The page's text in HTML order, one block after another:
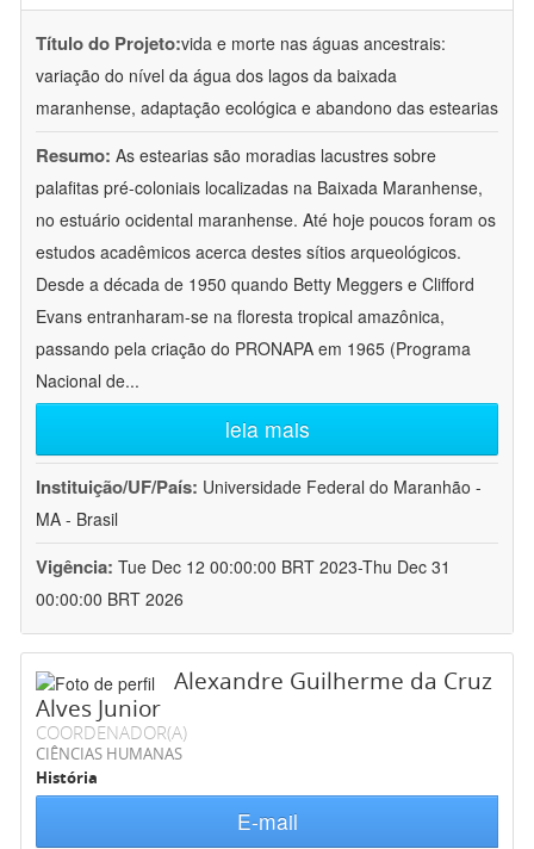
Título do Projeto:vida e morte nas águas ancestrais:
variação do nível da água dos lagos da baixada
maranhense, adaptação ecológica e abandono das estearias
Resumo: As estearias são moradias lacustres sobre
palafitas pré-coloniais localizadas na Baixada Maranhense,
no estuário ocidental maranhense. Até hoje poucos foram os
estudos acadêmicos acerca destes sítios arqueológicos.
Desde a década de 1950 quando Betty Meggers e Clifford
Evans entranharam-se na floresta tropical amazônica,
passando pela criação do PRONAPA em 1965 (Programa
Nacional de...
leia mais
Instituição/UF/País: Universidade Federal do Maranhão -
MA - Brasil
Vigência: Tue Dec 12 00:00:00 BRT 2023-Thu Dec 31
00:00:00 BRT 2026
Alexandre Guilherme da Cruz
Alves Junior
COORDENADOR(A)
CIÊNCIAS HUMANAS
História
E-mail